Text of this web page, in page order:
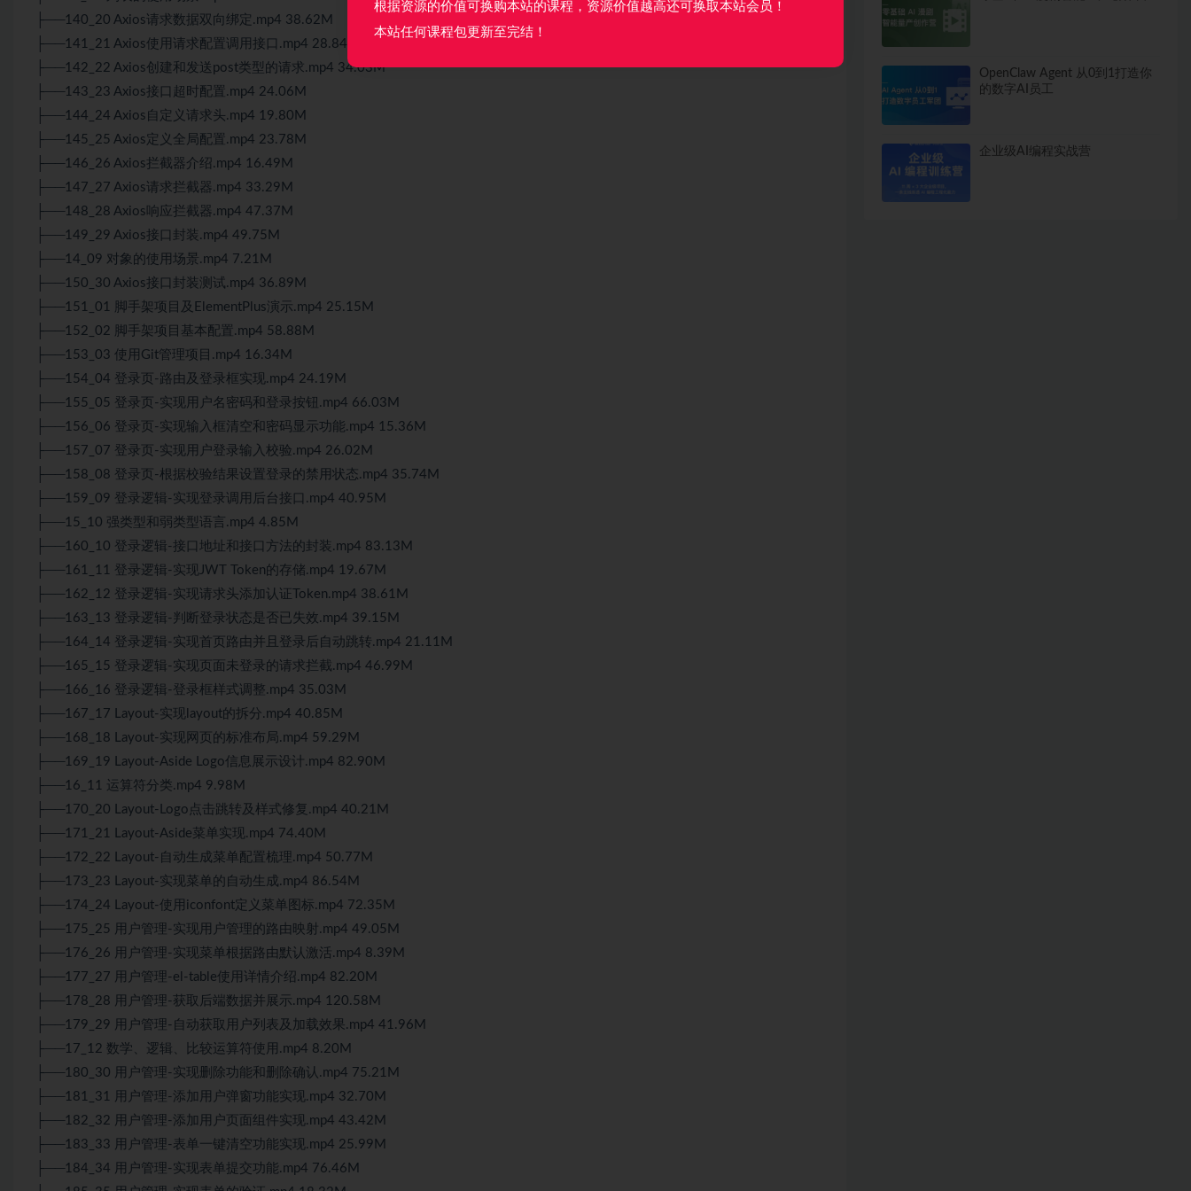
├──140_20 Axios请求数据双向绑定.mp4 38.62M
├──141_21 Axios使用请求配置调用接口.mp4 28.84M
├──142_22 Axios创建和发送post类型的请求.mp4 34.03M
├──143_23 Axios接口超时配置.mp4 24.06M
├──144_24 Axios自定义请求头.mp4 19.80M
├──145_25 Axios定义全局配置.mp4 23.78M
├──146_26 Axios拦截器介绍.mp4 16.49M
├──147_27 Axios请求拦截器.mp4 33.29M
├──148_28 Axios响应拦截器.mp4 47.37M
├──149_29 Axios接口封装.mp4 49.75M
├──14_09 对象的使用场景.mp4 7.21M
├──150_30 Axios接口封装测试.mp4 36.89M
├──151_01 脚手架项目及ElementPlus演示.mp4 25.15M
├──152_02 脚手架项目基本配置.mp4 58.88M
├──153_03 使用Git管理项目.mp4 16.34M
├──154_04 登录页-路由及登录框实现.mp4 24.19M
├──155_05 登录页-实现用户名密码和登录按钮.mp4 66.03M
├──156_06 登录页-实现输入框清空和密码显示功能.mp4 15.36M
├──157_07 登录页-实现用户登录输入校验.mp4 26.02M
├──158_08 登录页-根据校验结果设置登录的禁用状态.mp4 35.74M
├──159_09 登录逻辑-实现登录调用后台接口.mp4 40.95M
├──15_10 强类型和弱类型语言.mp4 4.85M
├──160_10 登录逻辑-接口地址和接口方法的封装.mp4 83.13M
├──161_11 登录逻辑-实现JWT Token的存储.mp4 19.67M
├──162_12 登录逻辑-实现请求头添加认证Token.mp4 38.61M
├──163_13 登录逻辑-判断登录状态是否已失效.mp4 39.15M
├──164_14 登录逻辑-实现首页路由并且登录后自动跳转.mp4 21.11M
├──165_15 登录逻辑-实现页面未登录的请求拦截.mp4 46.99M
├──166_16 登录逻辑-登录框样式调整.mp4 35.03M
├──167_17 Layout-实现layout的拆分.mp4 40.85M
├──168_18 Layout-实现网页的标准布局.mp4 59.29M
├──169_19 Layout-Aside Logo信息展示设计.mp4 82.90M
├──16_11 运算符分类.mp4 9.98M
├──170_20 Layout-Logo点击跳转及样式修复.mp4 40.21M
├──171_21 Layout-Aside菜单实现.mp4 74.40M
├──172_22 Layout-自动生成菜单配置梳理.mp4 50.77M
├──173_23 Layout-实现菜单的自动生成.mp4 86.54M
├──174_24 Layout-使用iconfont定义菜单图标.mp4 72.35M
├──175_25 用户管理-实现用户管理的路由映射.mp4 49.05M
├──176_26 用户管理-实现菜单根据路由默认激活.mp4 8.39M
├──177_27 用户管理-el-table使用详情介绍.mp4 82.20M
├──178_28 用户管理-获取后端数据并展示.mp4 120.58M
├──179_29 用户管理-自动获取用户列表及加载效果.mp4 41.96M
├──17_12 数学、逻辑、比较运算符使用.mp4 8.20M
├──180_30 用户管理-实现删除功能和删除确认.mp4 75.21M
├──181_31 用户管理-添加用户弹窗功能实现.mp4 32.70M
├──182_32 用户管理-添加用户页面组件实现.mp4 43.42M
├──183_33 用户管理-表单一键清空功能实现.mp4 25.99M
├──184_34 用户管理-实现表单提交功能.mp4 76.46M
OpenClaw Agent 从0到1打造你
的数字AI员工
企业级AI编程实战营
根据资源的价值可换购本站的课程，资源价值越高还可换取本站会员！
本站任何课程包更新至完结！